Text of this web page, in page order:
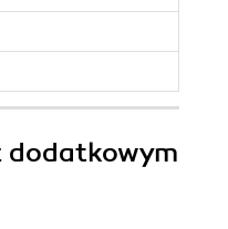
dodatkowym